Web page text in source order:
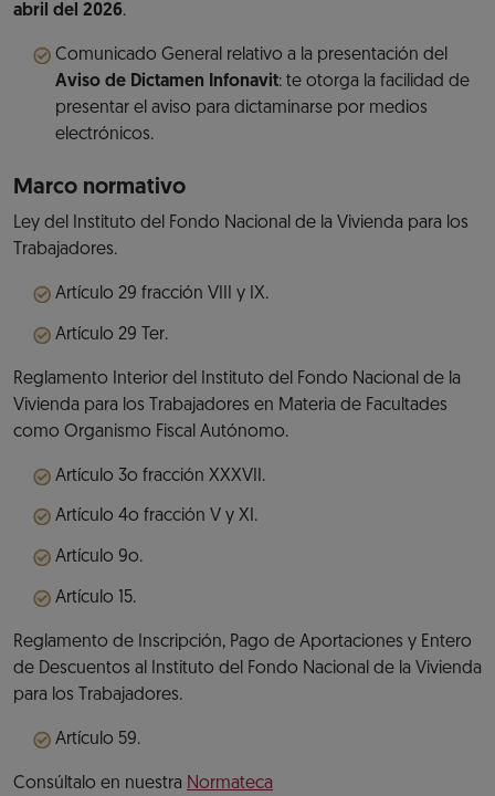
abril del 2026.
Comunicado General relativo a la presentación del
Aviso de Dictamen Infonavit: te otorga la facilidad de
presentar el aviso para dictaminarse por medios
electrónicos.
Marco normativo
Ley del Instituto del Fondo Nacional de la Vivienda para los
Trabajadores.
Artículo 29 fracción VIII y IX.
Artículo 29 Ter.
Reglamento Interior del Instituto del Fondo Nacional de la
Vivienda para los Trabajadores en Materia de Facultades
como Organismo Fiscal Autónomo.
Artículo 3o fracción XXXVII.
Artículo 4o fracción V y XI.
Artículo 9o.
Artículo 15.
Reglamento de Inscripción, Pago de Aportaciones y Entero
de Descuentos al Instituto del Fondo Nacional de la Vivienda
para los Trabajadores.
Artículo 59.
Consúltalo en nuestra Normateca